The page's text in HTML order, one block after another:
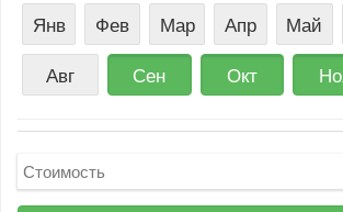
Янв Фев Мар Апр Май
Авг
Сен Окт
Стоимость